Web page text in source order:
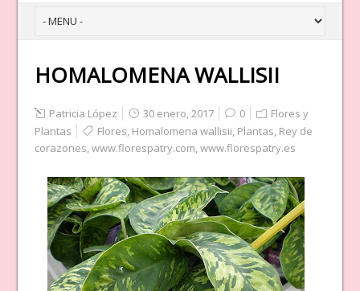
HOMALOMENA WALLISII
Patricia López 30 enero, 2017 0
Flores y
Plantas
Flores, Homalomena wallisii, Plantas, Rey de
corazones,www.florespatry.com,www.florespatry.es